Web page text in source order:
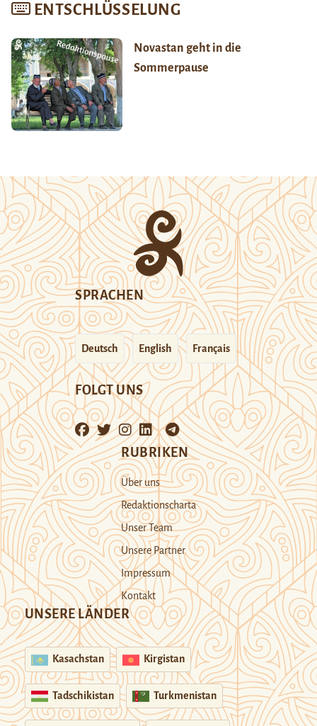
ENTSCHLÜSSELUNG
Novastan geht in die
Sommerpause
SPRACHEN
Deutsch English Français
FOLGT UNS
RUBRIKEN
Über uns
Redaktionscharta
Unser Team
Unsere Partner
Impressum
Kontakt
UNSERE LÄNDER
Kasachstan Kirgistan
Tadschikistan Turkmenistan